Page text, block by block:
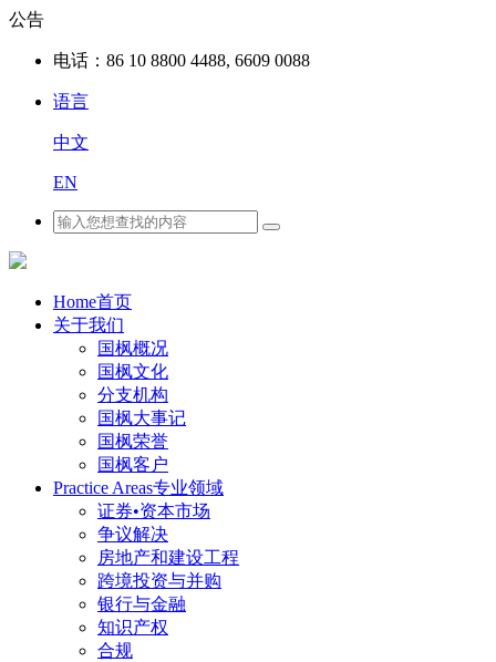
公告
电话： 86 10 8800 4488, 6609 0088
语言
中文
EN
Home首页
关于我们
国枫概况
国枫文化
分支机构
国枫大事记
国枫荣誉
国枫客户
Practice Areas专业领域
证券•资本市场
争议解决
房地产和建设工程
跨境投资与并购
银行与金融
知识产权
合规